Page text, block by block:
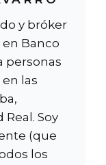
y bróker
Banco
personas
las
Soy
(que
los